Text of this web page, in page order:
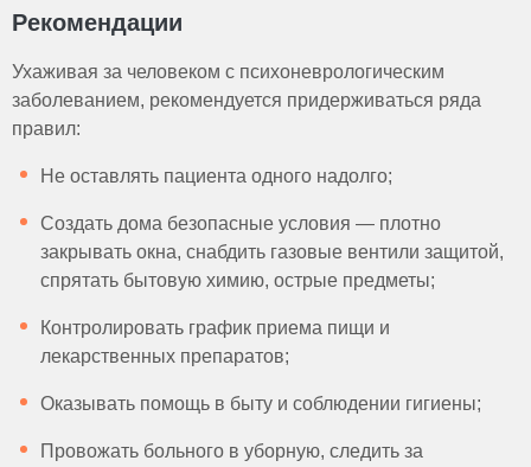
Рекомендации
Ухаживая за человеком с психоневрологическим
заболеванием, рекомендуется придерживаться ряда
правил:
Не оставлять пациента одного надолго;
Создать дома безопасные условия — плотно
закрывать окна, снабдить газовые вентили защитой,
спрятать бытовую химию, острые предметы;
Контролировать график приема пищи и
лекарственных препаратов;
Оказывать помощь в быту и соблюдении гигиены;
Провожать больного в уборную, следить за